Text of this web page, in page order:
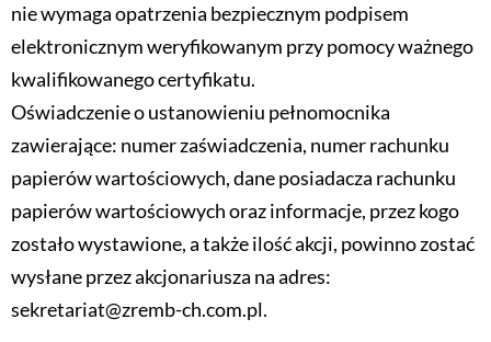
nie wymaga opatrzenia bezpiecznym podpisem
elektronicznym weryfikowanym przy pomocy ważnego
kwalifikowanego certyfikatu.
Oświadczenie o ustanowieniu pełnomocnika
zawierające: numer zaświadczenia, numer rachunku
papierów wartościowych, dane posiadacza rachunku
papierów wartościowych oraz informacje, przez kogo
zostało wystawione, a także ilość akcji, powinno zostać
wysłane przez akcjonariusza na adres:
sekretariat@zremb-ch.com.pl.